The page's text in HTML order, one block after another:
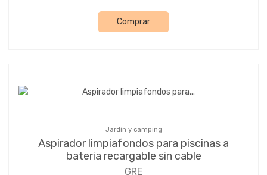
Comprar
Jardín y camping
Aspirador limpiafondos para piscinas a
bateria recargable sin cable
GRE